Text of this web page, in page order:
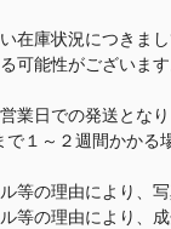
在庫状況につきま
可能性がございます
業日での発送となり
１～２週間かかる
等の理由により、
等の理由により、